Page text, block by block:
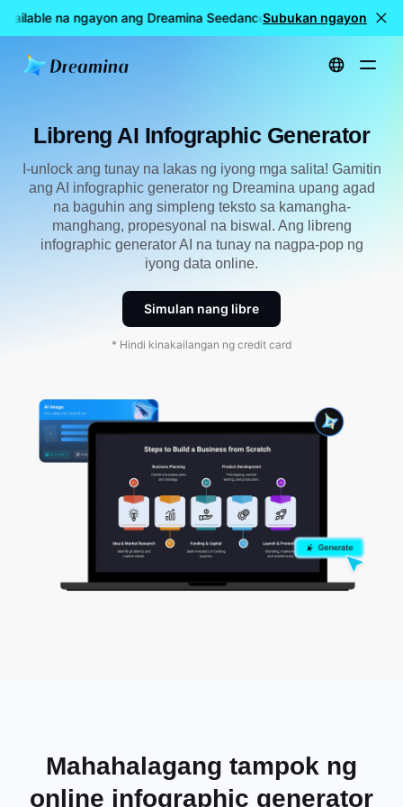
na ngayon ang Dreamina Seedance 2.5 🎉 LIVE na
Subukan ngayon
Home Lumikha Libreng AI Infographic Generator
Libreng AI Infographic Generator
I-unlock ang tunay na lakas ng iyong mga salita! Gamitin
ang AI infographic generator ng Dreamina upang agad
na baguhin ang simpleng teksto sa kamangha-
manghang, propesyonal na biswal. Ang libreng
infographic generator AI na tunay na nagpa-pop ng
iyong data online.
Simulan nang libre
* Hindi kinakailangan ng credit card
Mahahalagang tampok ng
online infographic generator